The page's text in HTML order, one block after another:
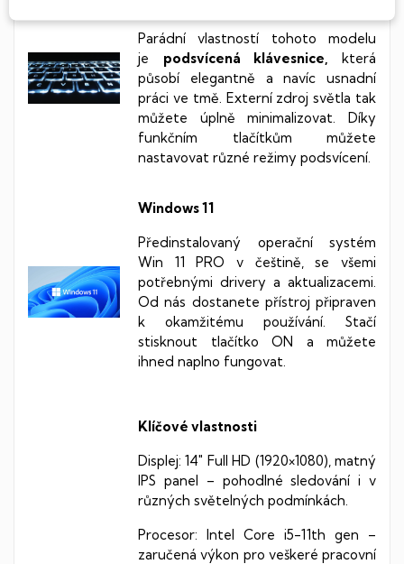
Parádní vlastností tohoto modelu
je podsvícená klávesnice,která
působí elegantně a navíc usnadní
práci ve tmě. Externí zdroj světla tak
můžete úplně minimalizovat. Díky
funkčním tlačítkům můžete
nastavovat různé režimy podsvícení.
Windows 11
Předinstalovaný operační systém
Win 11 PRO v češtině, se všemi
potřebnými drivery a aktualizacemi.
Od nás dostanete přístroj připraven
k okamžitému používání. Stačí
stisknout tlačítko ON a můžete
ihned naplno fungovat.
Klíčové vlastnosti
Displej: 14″ Full HD (1920×1080), matný
IPS panel – pohodlné sledování i v
různých světelných podmínkách.
Procesor: Intel Core i5-11th gen –
zaručenávýkon pro veškeré pracovní